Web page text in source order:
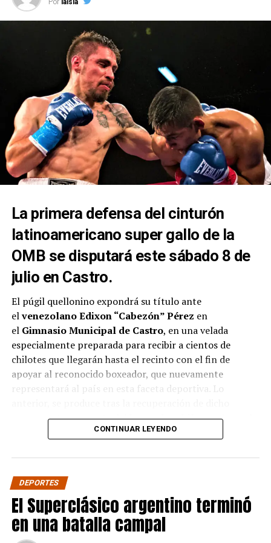
Por laisla
La primera defensa del cinturón
latinoamericano super gallo de la
OMB se disputará este sábado 8 de
julio en Castro.
El púgil quellonino expondrá su título ante
elvenezolano Edixon “Cabezón” Pérez en
el Gimnasio Municipal de Castro, en una velada
especialmente preparada para recibir a cientos de
chilotes que llegarán hasta el recinto con el fin de
apoyar al reconocido boxeador, que nuevamente
representará al país en esta faceta deportiva. Lo
campeonato por parte delboxeador chileno, el pasado
mes de abril ante elboliviano Ramón Averanga
La velada contará además con siete combates
preliminares con los mejores
la zona. Este evento es único en la provincia, y es
realizado íntegramente por laproductora del
boxeador, Pancora Promotions, contando con el
CONTINUAR LEYENDO
DEPORTES
El Superclásico argentino terminó
en una batalla campal